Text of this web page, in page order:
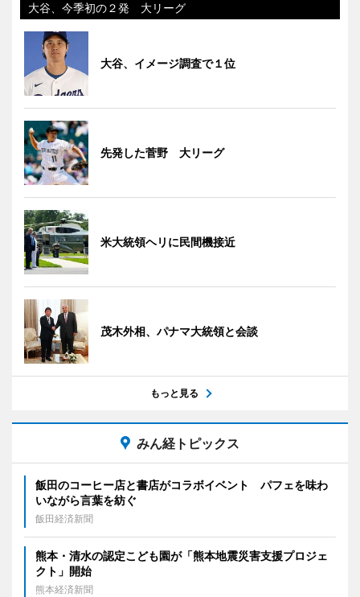
大谷、今季初の２発 大リーグ
大谷、イメージ調査で１位
先発した菅野 大リーグ
米大統領ヘリに民間機接近
茂木外相、パナマ大統領と会談
もっと見る
みん経トピックス
飯田のコーヒー店と書店がコラボイベント パフェを味わ
いながら言葉を紡ぐ
飯田経済新聞
熊本・清水の認定こども園が「熊本地震災害支援プロジェ
クト」開始
熊本経済新聞